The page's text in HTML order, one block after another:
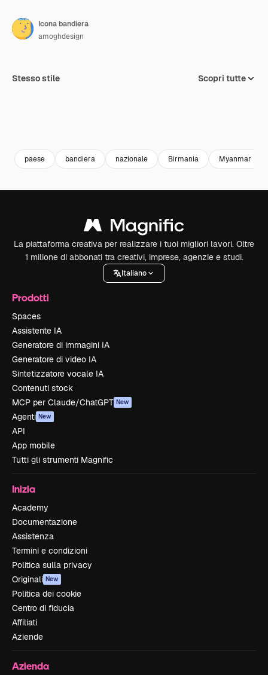
Icona bandiera
amoghdesign
Stesso stile Scopri tutte
paese bandiera nazionale Birmania Myanmar
La piattaforma creativa per realizzare i tuoi migliori lavori. Oltre
1 milione di abbonati tra creativi, imprese, agenzie e studi.
Italiano
Prodotti
Spaces
Assistente IA
Generatore di immagini IA
Generatore di video IA
Sintetizzatore vocale IA
Contenuti stock
MCP per Claude/ChatGPT New
Agenti New
API
App mobile
Tutti gli strumenti Magnific
Inizia
Academy
Documentazione
Assistenza
Termini e condizioni
Politica sulla privacy
Originali New
Politica dei cookie
Centro di fiducia
Affiliati
Aziende
Azienda